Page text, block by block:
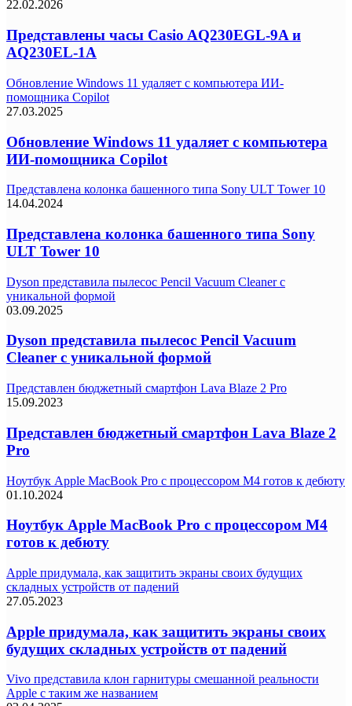
22.02.2026
Представлены часы Casio AQ230EGL-9A и
AQ230EL-1A
Обновление Windows 11 удаляет с компьютера ИИ-
помощника Copilot
27.03.2025
Обновление Windows 11 удаляет с компьютера
ИИ-помощника Copilot
Представлена колонка башенного типа Sony ULT Tower 10
14.04.2024
Представлена колонка башенного типа Sony
ULT Tower 10
Dyson представила пылесос Pencil Vacuum Cleaner с
уникальной формой
03.09.2025
Dyson представила пылесос Pencil Vacuum
Cleaner с уникальной формой
Представлен бюджетный смартфон Lava Blaze 2 Pro
15.09.2023
Представлен бюджетный смартфон Lava Blaze 2
Pro
Ноутбук Apple MacBook Pro с процессором M4 готов к дебюту
01.10.2024
Ноутбук Apple MacBook Pro с процессором M4
готов к дебюту
Apple придумала, как защитить экраны своих будущих
складных устройств от падений
27.05.2023
Apple придумала, как защитить экраны своих
будущих складных устройств от падений
Vivo представила клон гарнитуры смешанной реальности
Apple с таким же названием